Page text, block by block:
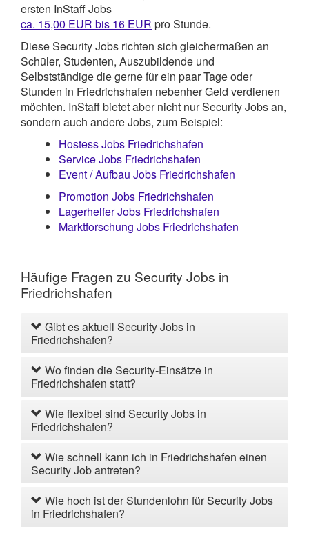
ersten InStaff Jobs
ca. 15,00 EUR bis 16 EUR pro Stunde.
Diese Security Jobs richten sich gleichermaßen an
Schüler, Studenten, Auszubildende und
Selbstständige die gerne für ein paar Tage oder
Stunden in Friedrichshafen nebenher Geld verdienen
möchten. InStaff bietet aber nicht nur Security Jobs an,
sondern auch andere Jobs, zum Beispiel:
Hostess Jobs Friedrichshafen
Service Jobs Friedrichshafen
Event / Aufbau Jobs Friedrichshafen
Promotion Jobs Friedrichshafen
Lagerhelfer Jobs Friedrichshafen
Marktforschung Jobs Friedrichshafen
Häufige Fragen zu Security Jobs in
Friedrichshafen
Gibt es aktuell Security Jobs in
Friedrichshafen?
Wo finden die Security-Einsätze in
Friedrichshafen statt?
Wie flexibel sind Security Jobs in
Friedrichshafen?
Wie schnell kann ich in Friedrichshafen einen
Security Job antreten?
Wie hoch ist der Stundenlohn für Security Jobs
in Friedrichshafen?